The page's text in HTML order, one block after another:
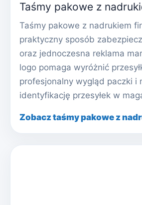
Taśmy pakowe z
Taśmy pakowe z nadrukiem
praktyczny sposób
oraz jednoczesna reklama
logo pomaga wyróżnić
profesjonalny wygląd paczki i
identyfikację przesyłek w
Zobacz taśmy pakowe z